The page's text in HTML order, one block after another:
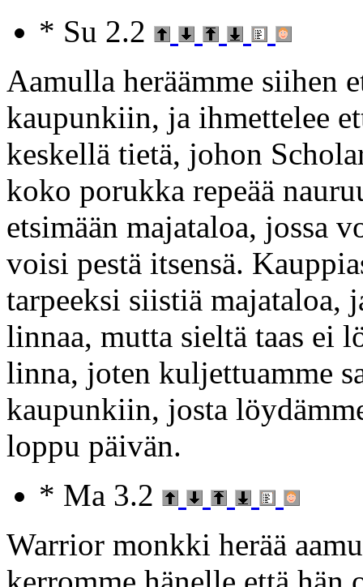
* Su 2.2
Aamulla heräämme siihen
kaupunkiin, ja ihmettelee
keskellä tietä, johon
koko porukka repeää
etsimään majataloa, jossa
voisi pestä itsensä.
tarpeeksi siistiä majataloa,
linnaa, mutta sieltä taas ei
linna, joten kuljettuamme
kaupunkiin, josta
loppu päivän.
* Ma 3.2
Warrior monkki herää